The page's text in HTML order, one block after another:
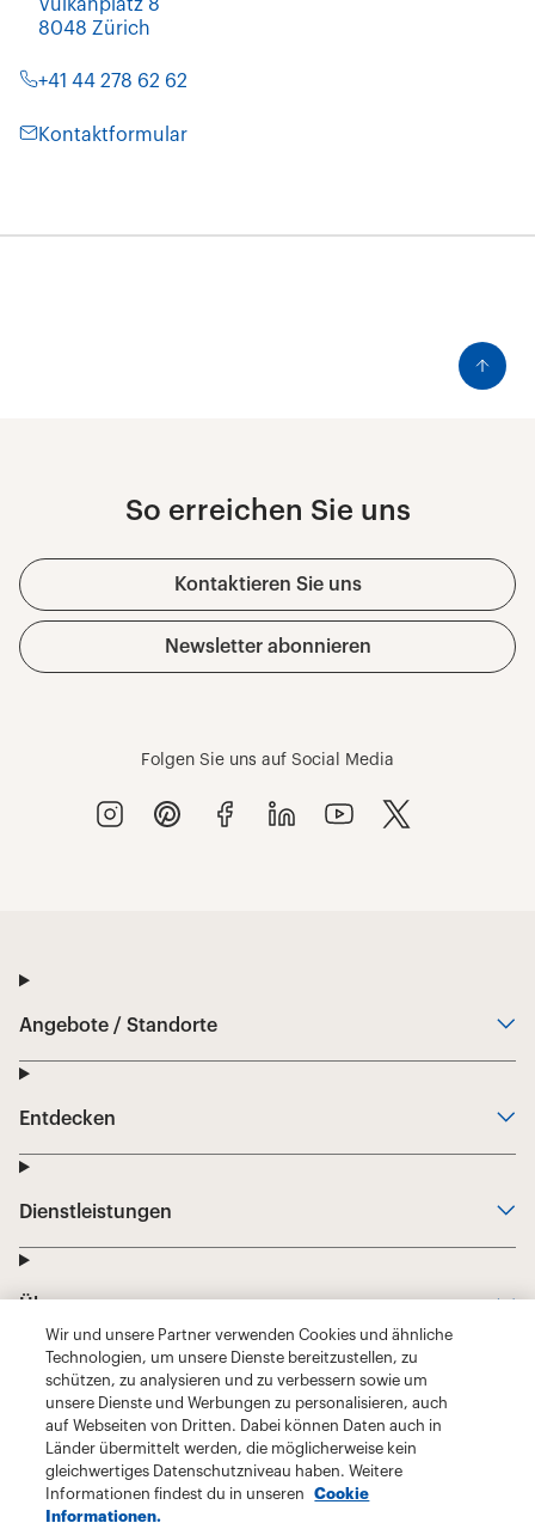
Wir und unsere Partner verwenden Cookies und ähnliche
Technologien, um unsere Dienste bereitzustellen, zu
schützen, zu analysieren und zu verbessern sowie um
unsere Dienste und Werbungen zu personalisieren, auch
auf Webseiten von Dritten. Dabei können Daten auch in
Länder übermittelt werden, die möglicherweise kein
gleichwertiges Datenschutzniveau haben. Weitere
Informationen findest du in unseren
Cookie
Informationen.